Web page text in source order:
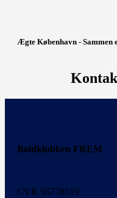
Ægte København -
Boldklubben FREM
CVR 56778519